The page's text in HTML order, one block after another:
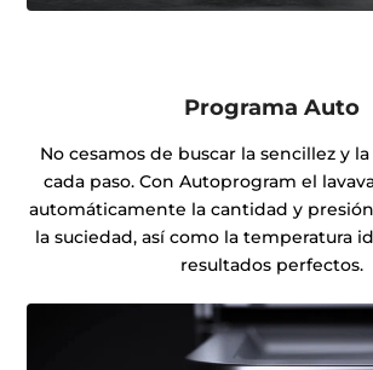
Programa Auto
No cesamos de buscar la sencillez y
cada paso. Con Autoprogram el
automáticamente la cantidad y
la suciedad, así como la temperatura
resultados perfectos.